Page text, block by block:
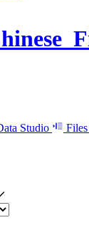
Studio Files